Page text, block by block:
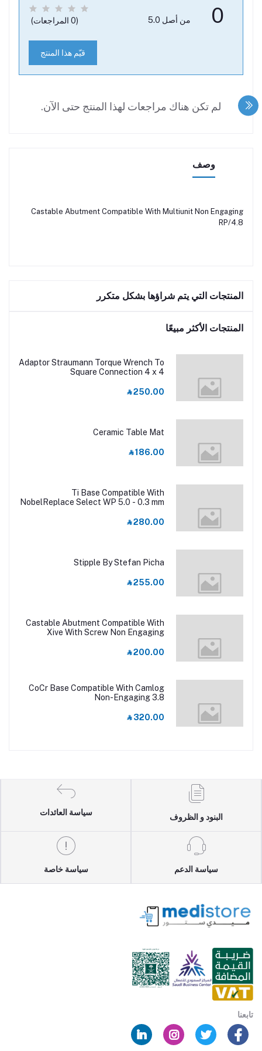
0 من أصل 5.0 (0 المراجعات)
قيّم هذا المنتج
لم تكن هناك مراجعات لهذا المنتج حتى الآن.
وصف
Castable Abutment Compatible With Multiunit Non Engaging
RP/4.8
المنتجات التي يتم شراؤها بشكل متكرر
المنتجات الأكثر مبيعًا
Adaptor Straumann Torque Wrench To
Square Connection 4 x 4
‎⃁ 250.00
Ceramic Table Mat
‎⃁ 186.00
Ti Base Compatible With
NobelReplace Select WP 5.0 - 0.3 mm
‎⃁ 280.00
Stipple By Stefan Picha
‎⃁ 255.00
Castable Abutment Compatible With
Xive With Screw Non Engaging
‎⃁ 200.00
CoCr Base Compatible With Camlog
Non-Engaging 3.8
‎⃁ 320.00
البنود و الظروف
سياسة العائدات
سياسة الدعم سياسة خاصة
تابعنا